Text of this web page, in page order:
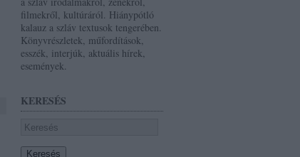
filmekről, kultúráról. Hiánypótló
kalauz a szláv textusok tengerében.
Könyvrészletek, műfordítások,
esszék, interjúk, aktuális hírek,
események.
KERESÉS